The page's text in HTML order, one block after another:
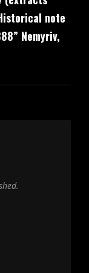
note
Nemyriv,